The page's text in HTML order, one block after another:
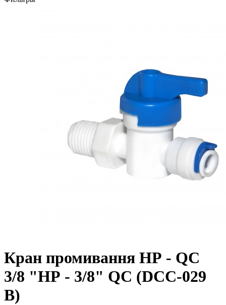
Кран промивання НР - QC
3/8 "НР - 3/8" QC (DCC-029
B)